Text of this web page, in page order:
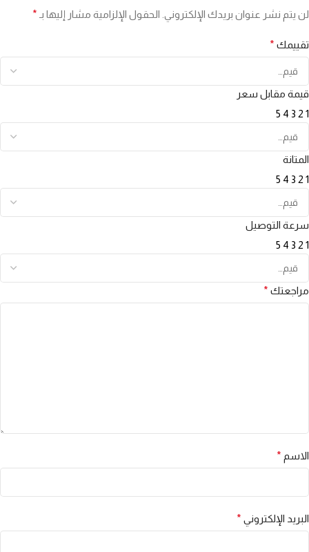
لن يتم نشر عنوان بريدك الإلكتروني. الحقول الإلزامية مشار إليها بـ *
تقييمك *
قيمة مقابل سعر
1
2
3
4
5
المتانة
1
2
3
4
5
سرعة التوصيل
1
2
3
4
5
مراجعتك *
الاسم *
البريد الإلكتروني *